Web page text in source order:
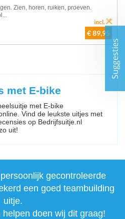
Zien, horen, ruiken, proeven.
€ 89,95
incl.
met E-bike
met E-bike
Vind de leukste uitjes met
op Bedrijfsuitje.nl
uit!
gecontroleerde
een goed teambuilding
uitje.
doen wij dit graag!
Suggesties